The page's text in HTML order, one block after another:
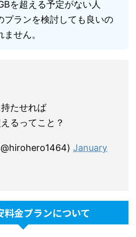
を超える予定がない人
プランを検討しても良いの
せん。
たせれば
るってこと？
January
料金プランについて